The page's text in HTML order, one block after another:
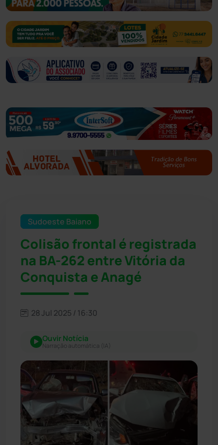
Sudoeste Baiano
Colisão frontal é registrada
na BA-262 entre Vitória da
Conquista e Anagé
28 Jul 2025 / 16:30
Ouvir Notícia
Narração automática (IA)